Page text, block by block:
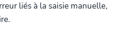
liés à la saisie manuelle,